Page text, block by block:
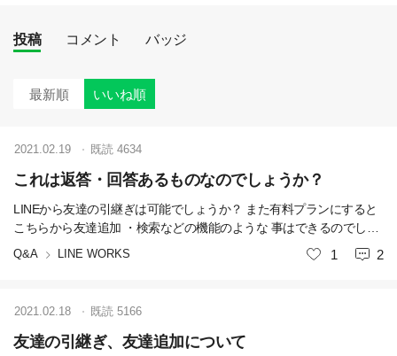
投稿 コメント バッジ
最新順 いいね順
これは返答・回答あるものなのでしょうか？
LINEから友達の引継ぎは可能でしょうか？ また有料プランにすると
こちらから友達追加 ・検索などの機能のような 事はできるのでしょ
うか？？ 有料にするつもりですが、しないと問合せできないです
Q&A LINE WORKS
2021.02.19 既読 4634
いいね
1 2
友達の引継ぎ、友達追加について
2021.02.18 既読 5166